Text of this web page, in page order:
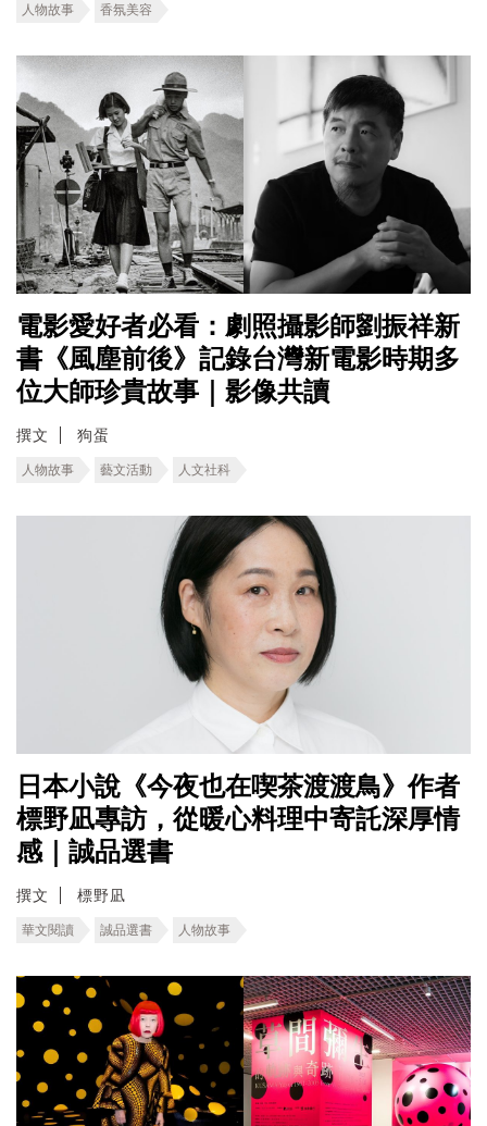
人物故事 香氛美容
電影愛好者必看：劇照攝影師劉振祥新
書《風塵前後》記錄台灣新電影時期多
位大師珍貴故事｜影像共讀
撰文 狗蛋
人物故事 藝文活動 人文社科
日本小說《今夜也在喫茶渡渡鳥》作者
標野凪專訪，從暖心料理中寄託深厚情
感｜誠品選書
撰文 標野凪
華文閱讀 誠品選書 人物故事